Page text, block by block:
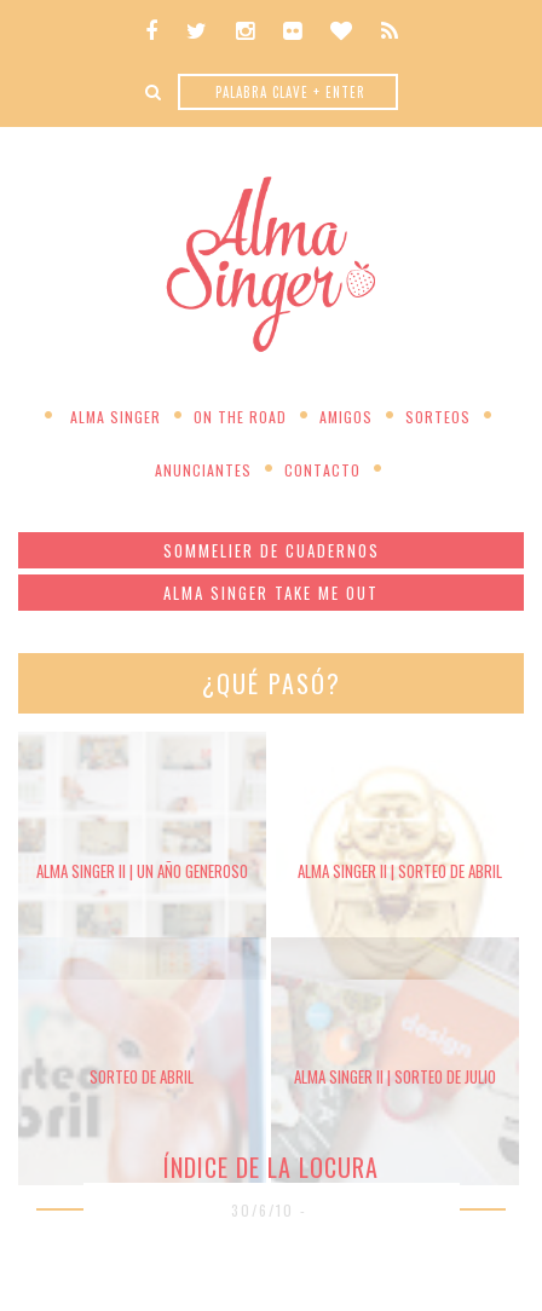
ALMA SINGER ON THE ROAD AMIGOS SORTEOS
ANUNCIANTES CONTACTO
SOMMELIER DE CUADERNOS
ALMA SINGER TAKE ME OUT
¿QUÉ PASÓ?
ALMA SINGER II | UN AÑO GENEROSO ALMA SINGER II | SORTEO DE ABRIL
SORTEO DE ABRIL ALMA SINGER II | SORTEO DE JULIO
ÍNDICE DE LA LOCURA
30/6/10 -